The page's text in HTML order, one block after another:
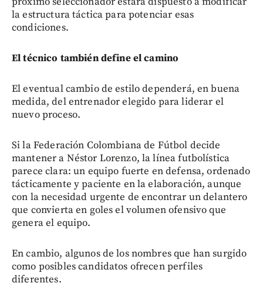
la estructura táctica para potenciar esas
condiciones.
El técnico también define el camino
El eventual cambio de estilo dependerá, en buena
medida, del entrenador elegido para liderar el
nuevo proceso.
Si la Federación Colombiana de Fútbol decide
mantener a Néstor Lorenzo, la línea futbolística
parece clara: un equipo fuerte en defensa, ordenado
tácticamente y paciente en la elaboración, aunque
con la necesidad urgente de encontrar un delantero
que convierta en goles el volumen ofensivo que
genera el equipo.
En cambio, algunos de los nombres que han surgido
como posibles candidatos ofrecen perfiles
diferentes.